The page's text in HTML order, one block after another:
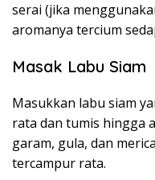
serai (jika
aromanya tercium
Masak Labu Siam
Masukkan labu siam
rata dan tumis hingga
garam, gula, dan
tercampur rata.